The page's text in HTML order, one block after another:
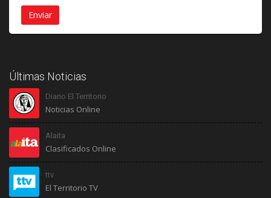
Últimas Noticias
Diario El Territorio
Noticias Online
Alaita
Clasificados Online
ttv
El Territorio TV